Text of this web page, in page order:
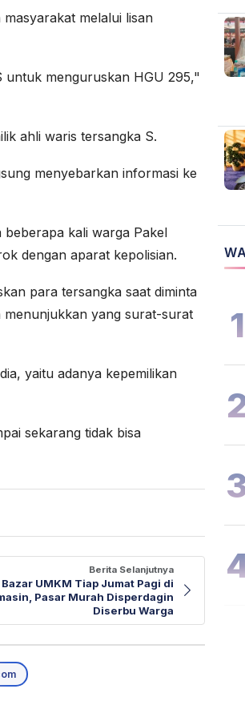
melalui lisan
untuk menguruskan HGU 295,"
ahli waris tersangka S.
menyebarkan informasi ke
kali warga Pakel
dengan aparat kepolisian.
para tersangka saat diminta
menunjukkan yang surat-surat
yaitu adanya kepemilikan
sekarang tidak bisa
Berita Selanjutnya
Bazar UMKM Tiap Jumat Pagi di
Pasar Murah Disperdagin
Diserbu Warga
1